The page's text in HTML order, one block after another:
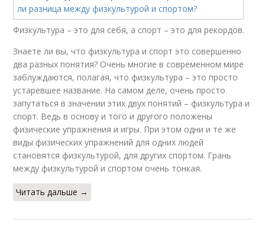
Физкультура – это для себя, а спорт – это для рекордов.
Знаете ли вы, что физкультура и спорт это совершенно
два разных понятия? Очень многие в современном мире
заблуждаются, полагая, что физкультура – это просто
устаревшее название. На самом деле, очень просто
запутаться в значении этих двух понятий – физкультура и
спорт. Ведь в основу и того и другого положены
физические упражнения и игры. При этом одни и те же
виды физических упражнений для одних людей
становятся физкультурой, для других спортом. Грань
между физкультурой и спортом очень тонкая.
Читать дальше →